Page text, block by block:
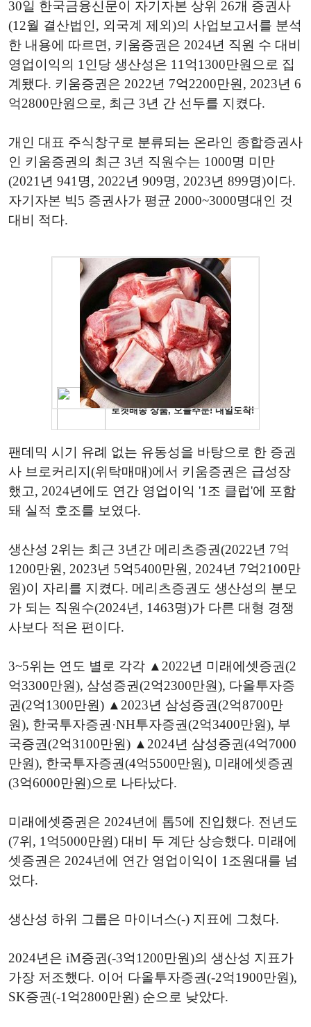
30일 한국금융신문이 자기자본 상위 26개 증권사
(12월 결산법인, 외국계 제외)의 사업보고서를 분석
한 내용에 따르면, 키움증권은 2024년 직원 수 대비
영업이익의 1인당 생산성은 11억1300만원으로 집
계됐다. 키움증권은 2022년 7억2200만원, 2023년 6
억2800만원으로, 최근 3년 간 선두를 지켰다.
개인 대표 주식창구로 분류되는 온라인 종합증권사
인 키움증권의 최근 3년 직원수는 1000명 미만
(2021년 941명, 2022년 909명, 2023년 899명)이다.
자기자본 빅5 증권사가 평균 2000~3000명대인 것
대비 적다.
팬데믹 시기 유례 없는 유동성을 바탕으로 한 증권
사 브로커리지(위탁매매)에서 키움증권은 급성장
했고, 2024년에도 연간 영업이익 '1조 클럽'에 포함
돼 실적 호조를 보였다.
생산성 2위는 최근 3년간 메리츠증권(2022년 7억
1200만원, 2023년 5억5400만원, 2024년 7억2100만
원)이 자리를 지켰다. 메리츠증권도 생산성의 분모
가 되는 직원수(2024년, 1463명)가 다른 대형 경쟁
사보다 적은 편이다.
3~5위는 연도 별로 각각 ▲2022년 미래에셋증권(2
억3300만원), 삼성증권(2억2300만원), 다올투자증
권(2억1300만원) ▲2023년 삼성증권(2억8700만
원), 한국투자증권·NH투자증권(2억3400만원), 부
국증권(2억3100만원) ▲2024년 삼성증권(4억7000
만원), 한국투자증권(4억5500만원), 미래에셋증권
(3억6000만원)으로 나타났다.
미래에셋증권은 2024년에 톱5에 진입했다. 전년도
(7위, 1억5000만원) 대비 두 계단 상승했다. 미래에
셋증권은 2024년에 연간 영업이익이 1조원대를 넘
었다.
생산성 하위 그룹은 마이너스(-) 지표에 그쳤다.
2024년은 iM증권(-3억1200만원)의 생산성 지표가
가장 저조했다. 이어 다올투자증권(-2억1900만원),
SK증권(-1억2800만원) 순으로 낮았다.